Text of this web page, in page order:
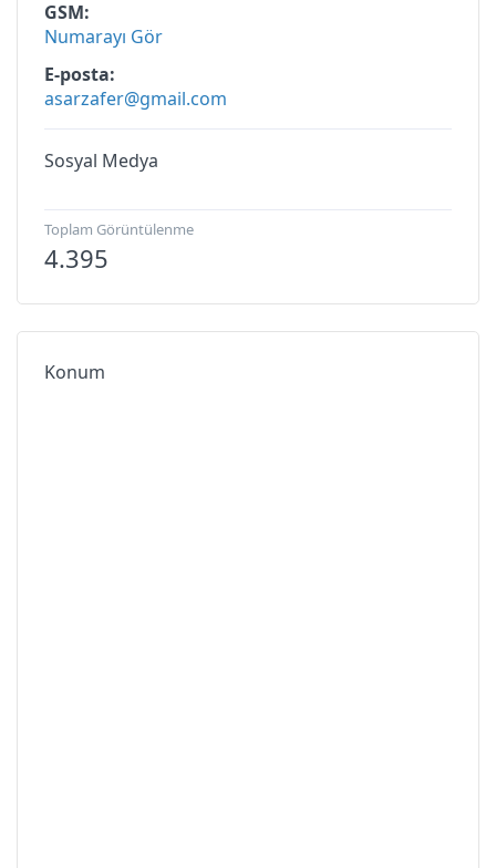
GSM
Numarayı Gör
E-posta
asarzafer@gmail.com
Sosyal Medya
Toplam Görüntülenme
4.395
Konum